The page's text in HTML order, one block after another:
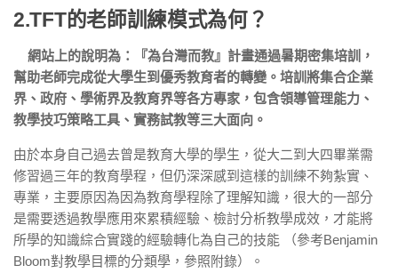
2.TFT的老師訓練模式為何？
網站上的說明為：『為台灣而教』計畫通過暑期密集培訓，
幫助老師完成從大學生到優秀教育者的轉變。培訓將集合企業
界、政府、學術界及教育界等各方專家，包含領導管理能力、
教學技巧策略工具、實務試教等三大面向。
由於本身自己過去曾是教育大學的學生，從大二到大四畢業需
修習過三年的教育學程，但仍深深感到這樣的訓練不夠紮實、
專業，主要原因為因為教育學程除了理解知識，很大的一部分
是需要透過教學應用來累積經驗、檢討分析教學成效，才能將
所學的知識綜合實踐的經驗轉化為自己的技能 （參考Benjamin
Bloom對教學目標的分類學，參照附錄）。